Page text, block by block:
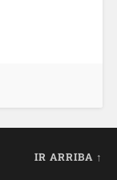
IR ARRIBA ↑